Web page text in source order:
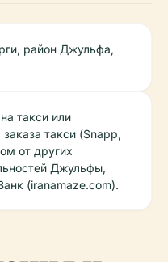
район Джульфа,
такси или
такси (Snapp,
от других
Джульфы,
(iranamaze.com).